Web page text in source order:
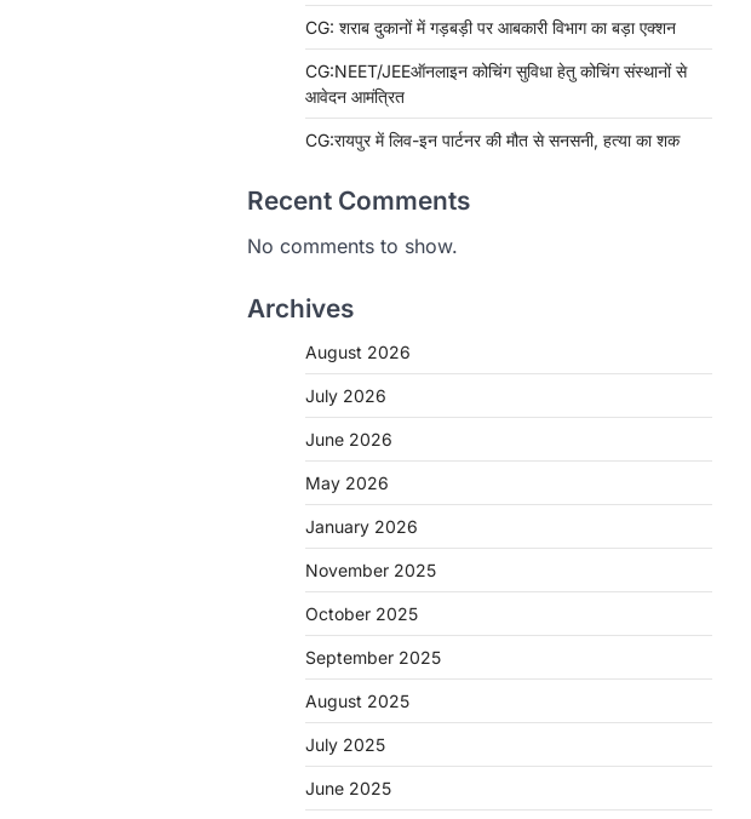
CG: शराब दुकानों में गड़बड़ी पर आबकारी विभाग का बड़ा एक्शन
CG:NEET/JEEऑनलाइन कोचिंग सुविधा हेतु कोचिंग संस्थानों से
आवेदन आमंत्रित
CG:रायपुर में लिव-इन पार्टनर की मौत से सनसनी, हत्या का शक
Recent Comments
No comments to show.
Archives
August 2026
July 2026
June 2026
May 2026
January 2026
November 2025
October 2025
September 2025
August 2025
July 2025
June 2025
जनजातीय कार्य मंत्रालय और ट्राइफेड की एक
आबकारी विभाग का बड़ा एक्शन
रायपुर। छत्तीसगढ़ में शराब दुकानों में अधिक कीमत
पर बिक्री और अन्य गंभीर अनियमितताओं के…
CHHATTISGARH
CG:NEET/JEEऑनलाइन कोचिंग
सुविधा हेतु कोचिंग संस्थानों से आवेदन
More Khabar August 6, 2026
रायपुर। शैक्षणिक सत्र 2026-27 में सरगुजा